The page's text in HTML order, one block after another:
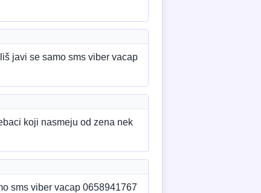
javi se samo sms viber vacap
koji nasmeju od zena nek
sms viber vacap 0658941767